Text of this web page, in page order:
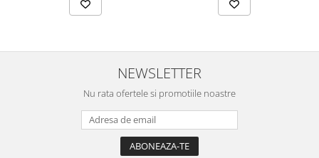
NEWSLETTER
Nu rata ofertele si promotiile noastre